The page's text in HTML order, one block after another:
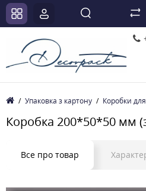
Упаковка з картону Коробки
Коробка 200*50*50 мм
Все про товар